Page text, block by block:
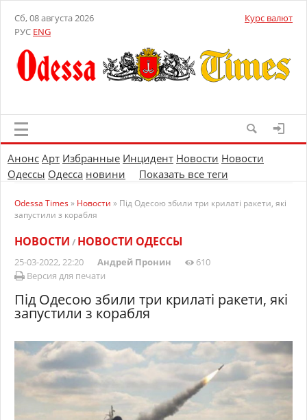
Сб, 08 августа 2026
РУС ENG
Курс валют
Анонс Арт Избранные Инцидент Новости Новости
Одессы Одесса новини Показать все теги
Odessa Times» Новости » Під Одесою збили три крилаті ракети, які
запустили з корабля
НОВОСТИ / НОВОСТИ ОДЕССЫ
25-03-2022, 22:20 Андрей Пронин
610
Версия для печати
Під Одесою збили три крилаті ракети, які
запустили з корабля